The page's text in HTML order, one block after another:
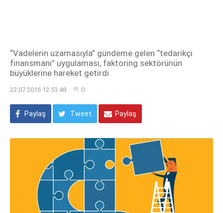
“Vadelerin uzamasıyla” gündeme gelen “tedarikçi
finansmanı” uygulaması, faktoring sektörünün
büyüklerine hareket getirdi
22.07.2016 12:53:48 0
Paylaş Tweet Paylaş